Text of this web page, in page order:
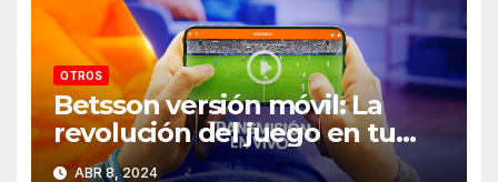
OTROS
Betsson versión móvil: La
revolución del juego en tu
bolsillo
ABR 8, 2024